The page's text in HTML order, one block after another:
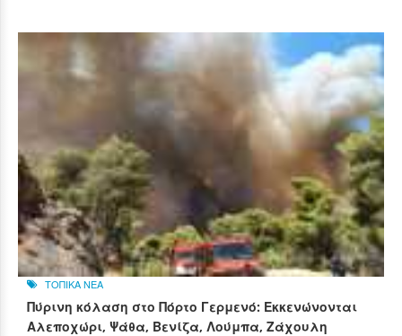
ΤΟΠΙΚΑ ΝΕΑ
Πύρινη κόλαση στο Πόρτο Γερμενό: Εκκενώνονται
Αλεποχώρι, Ψάθα, Βενίζα, Λούμπα, Ζάχουλη